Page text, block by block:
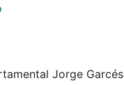
Jorge Garcés